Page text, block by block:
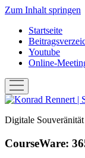
Zum Inhalt springen
Startseite
Youtube
Online-
Menü
öffnen
Konrad
|
Publizieren
Digitale
CourseWare: